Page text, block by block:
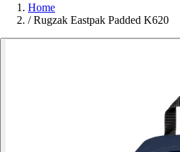
Home
/ Rugzak Eastpak Padded K620